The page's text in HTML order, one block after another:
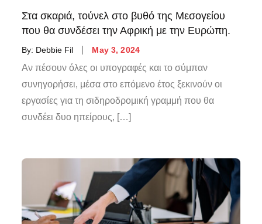
Στα σκαριά, τούνελ στο βυθό της Μεσογείου
που θα συνδέσει την Αφρική με την Ευρώπη.
By: Debbie Fil May 3, 2024
Αν πέσουν όλες οι υπογραφές και το σύμπαν
συνηγορήσει, μέσα στο επόμενο έτος ξεκινούν οι
εργασίες για τη σιδηροδρομική γραμμή που θα
συνδέει δυο ηπείρους, […]